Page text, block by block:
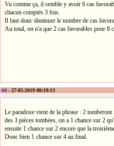
Vu comme ça, il semble y avoir 6 cas
chacun comptés 3 fois.
Il faut donc diminuer le nombre de cas
Au total, on n'a que 2 cas favorables pour 8
#4 - 27-05-2019 08:19:13
Le paradoxe vient de la phrase : 2
des 3 pièces tombées, on a 1 chance sur 2
ensuite 1 chance sur 2 encore que la
Donc bien 1 chance sur 4 au final.